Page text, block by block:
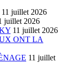
11 juillet 2026
juillet 2026
11 juillet 2026
ONT LA
11 juillet